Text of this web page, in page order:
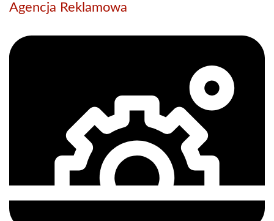
Agencja Reklamowa